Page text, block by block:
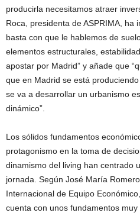
producirla necesitamos atraer
Roca, presidenta de ASPRIMA, ha
basta con que le hablemos de
elementos estructurales,
apostar por Madrid” y añade que
que en Madrid se está
se va a desarrollar un urbanismo
dinámico”.
Los sólidos fundamentos
protagonismo en la toma de
dinamismo del living han centrado
jornada. Según José María
Internacional de Equipo
cuenta con unos fundamentos